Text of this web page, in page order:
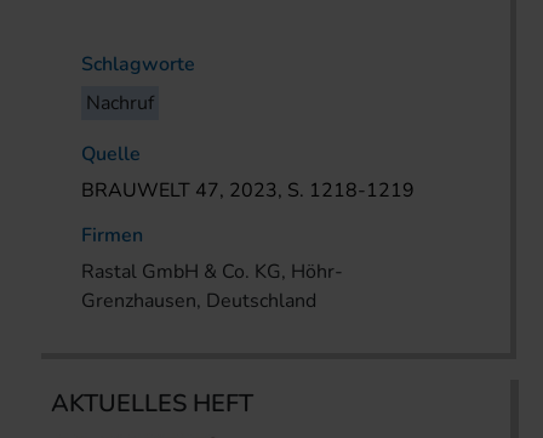
Schlagworte
Nachruf
Quelle
BRAUWELT 47, 2023, S. 1218-1219
Firmen
Rastal GmbH & Co. KG, Höhr-
Grenzhausen, Deutschland
AKTUELLES HEFT